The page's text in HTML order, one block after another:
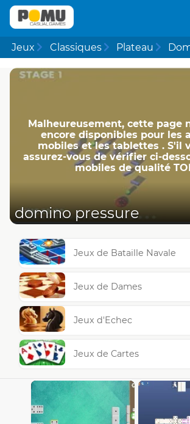
Jeux Classiques Plateau
Malheureusement, cette page
encore disponibles pour les
mobiles et les tablettes . S'il
assurez-vous de vérifier ci-
mobiles de qualité
domino pressure
Jeux de Bataille Navale
Jeux de Dames
Jeux d'Echec
Jeux de Cartes